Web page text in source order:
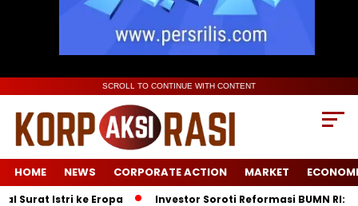
SCROLL TO CONTINUE WITH CONTENT
HOME NEWS CORPORATE ACTION MARKET
Surat Istri ke Eropa Investor Soroti Reformasi BUMN RI: